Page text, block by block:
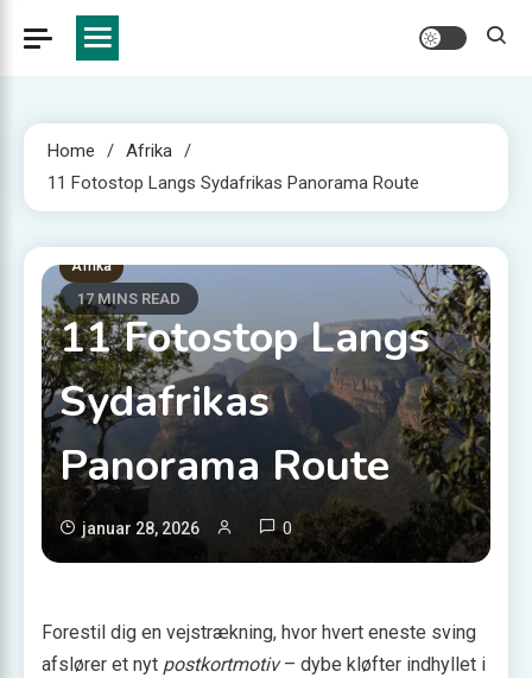
Home
Afrika
11 Fotostop Langs Sydafrikas Panorama Route
17 MINS READ
Afrika
11 Fotostop Langs
Sydafrikas
Panorama Route
januar 28, 2026 0
Forestil dig en vejstrækning, hvor hvert eneste sving
afslører et nyt postkortmotiv– dybe kløfter indhyllet i